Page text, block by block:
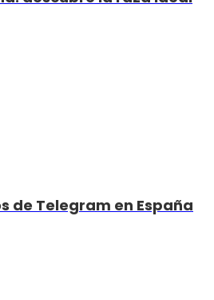
de Telegram en España